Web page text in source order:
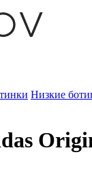
Низкие